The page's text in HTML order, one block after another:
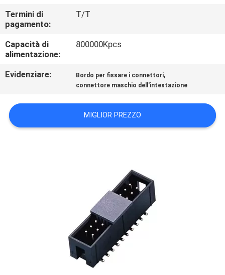
MAPPA
DEL
SITO
PRIVACY
Termini di
pagamento:
T/T
Capacità di
alimentazione:
800000Kpcs
Evidenziare: Bordo per fissare i connettori,
connettore maschio dell'intestazione
MIGLIOR PREZZO